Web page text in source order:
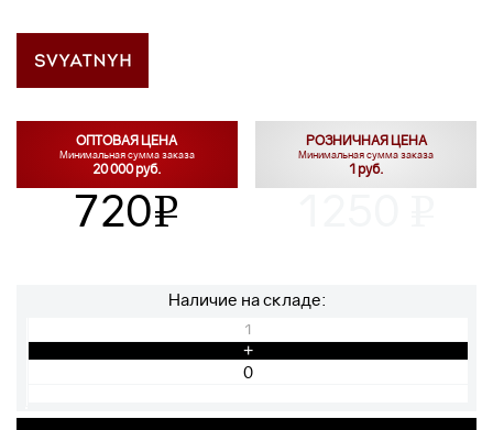
ОПТОВАЯ ЦЕНА
Минимальная сумма заказа
20 000 руб.
720v
РОЗНИЧНАЯ ЦЕНА
Минимальная сумма заказа
1 руб.
Наличие на складе:
1
+